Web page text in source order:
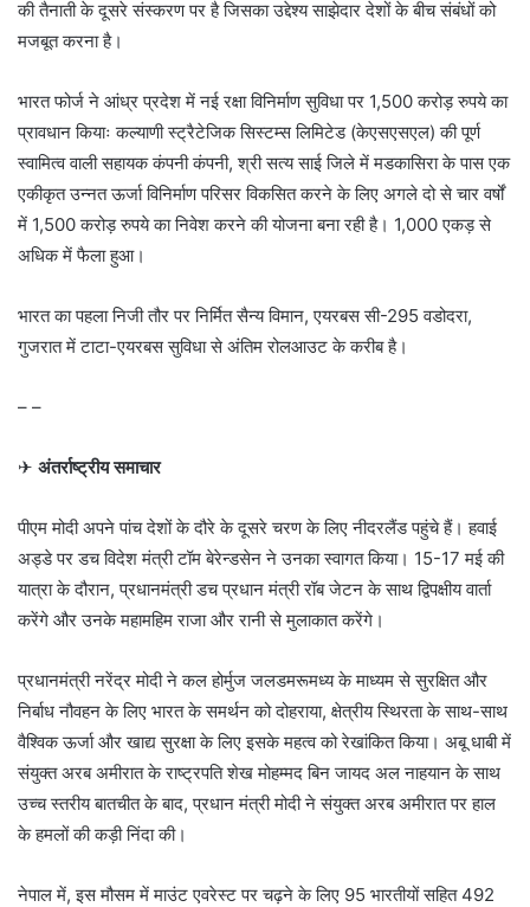
की तैनाती के दूसरे संस्करण पर है जिसका उद्देश्य साझेदार देशों के बीच संबंधों को
मजबूत करना है।
भारत फोर्ज ने आंध्र प्रदेश में नई रक्षा विनिर्माण सुविधा पर 1,500 करोड़ रुपये का
प्रावधान कियाः कल्याणी स्ट्रैटेजिक सिस्टम्स लिमिटेड (केएसएसएल) की पूर्ण
स्वामित्व वाली सहायक कंपनी कंपनी, श्री सत्य साई जिले में मडकासिरा के पास एक
एकीकृत उन्नत ऊर्जा विनिर्माण परिसर विकसित करने के लिए अगले दो से चार वर्षों
में 1,500 करोड़ रुपये का निवेश करने की योजना बना रही है। 1,000 एकड़ से
अधिक में फैला हुआ।
भारत का पहला निजी तौर पर निर्मित सैन्य विमान, एयरबस सी-295 वडोदरा,
गुजरात में टाटा-एयरबस सुविधा से अंतिम रोलआउट के करीब है।
– –
✈ अंतर्राष्ट्रीय समाचार
पीएम मोदी अपने पांच देशों के दौरे के दूसरे चरण के लिए नीदरलैंड पहुंचे हैं। हवाई
अड्डे पर डच विदेश मंत्री टॉम बेरेन्डसेन ने उनका स्वागत किया। 15-17 मई की
यात्रा के दौरान, प्रधानमंत्री डच प्रधान मंत्री रॉब जेटन के साथ द्विपक्षीय वार्ता
करेंगे और उनके महामहिम राजा और रानी से मुलाकात करेंगे।
प्रधानमंत्री नरेंद्र मोदी ने कल होर्मुज जलडमरूमध्य के माध्यम से सुरक्षित और
निर्बाध नौवहन के लिए भारत के समर्थन को दोहराया, क्षेत्रीय स्थिरता के साथ-साथ
वैश्विक ऊर्जा और खाद्य सुरक्षा के लिए इसके महत्व को रेखांकित किया। अबू धाबी में
संयुक्त अरब अमीरात के राष्ट्रपति शेख मोहम्मद बिन जायद अल नाहयान के साथ
उच्च स्तरीय बातचीत के बाद, प्रधान मंत्री मोदी ने संयुक्त अरब अमीरात पर हाल
के हमलों की कड़ी निंदा की।
नेपाल में, इस मौसम में माउंट एवरेस्ट पर चढ़ने के लिए 95 भारतीयों सहित 492